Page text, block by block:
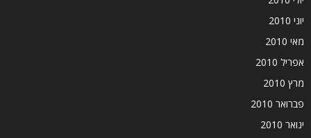
יוני 2010
מאי 2010
אפריל 2010
מרץ 2010
פברואר 2010
ינואר 2010